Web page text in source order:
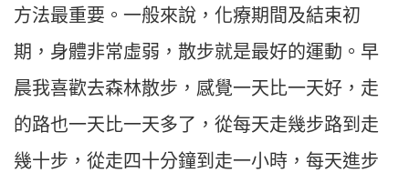
方法最重要。一般來說，化療期間及結束初
期，身體非常虛弱，散步就是最好的運動。早
晨我喜歡去森林散步，感覺一天比一天好，走
的路也一天比一天多了，從每天走幾步路到走
幾十步，從走四十分鐘到走一小時，每天進步